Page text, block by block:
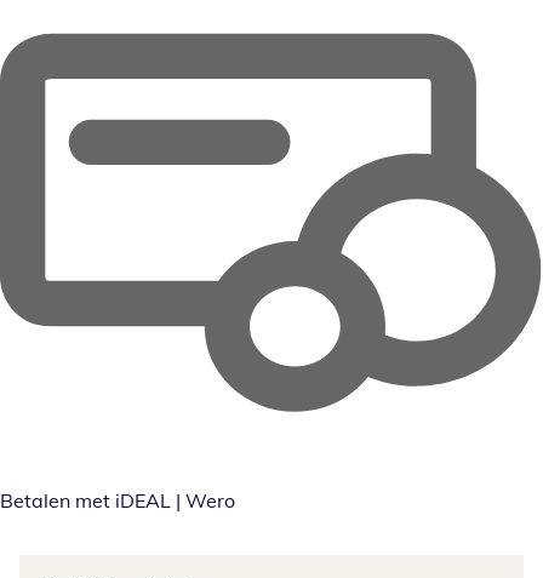
Betalen met iDEAL | Wero